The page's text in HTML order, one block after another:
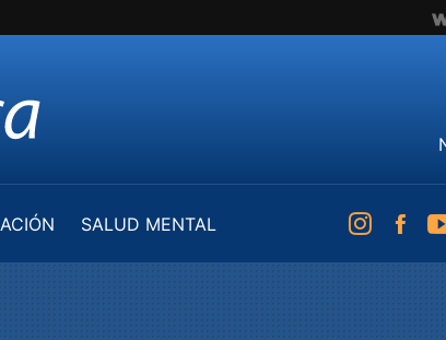
SALUD MENTAL